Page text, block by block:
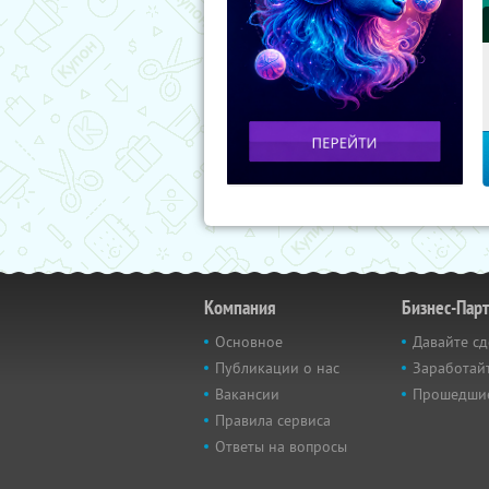
Компания
Основное
Публикации о нас
Вакансии
Правила сервиса
Ответы на вопросы
Бизнес-
Давайте